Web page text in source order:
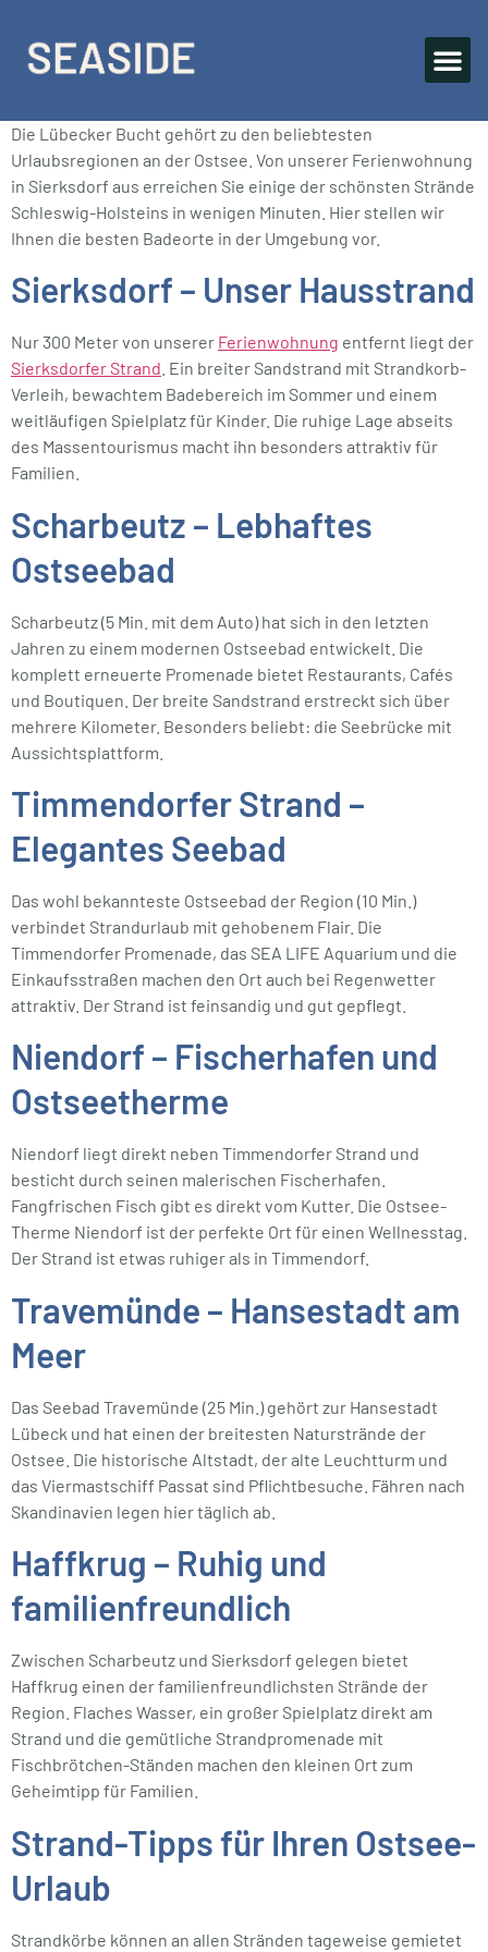
Die Lübecker Bucht gehört zu den beliebtesten
Urlaubsregionen an der Ostsee. Von unserer Ferienwohnung
in Sierksdorf aus erreichen Sie einige der schönsten Strände
Schleswig-Holsteins in wenigen Minuten. Hier stellen wir
Ihnen die besten Badeorte in der Umgebung vor.
Sierksdorf – Unser Hausstrand
Nur 300 Meter von unserer Ferienwohnung entfernt liegt der
Sierksdorfer Strand . Ein breiter Sandstrand mit Strandkorb-
Verleih, bewachtem Badebereich im Sommer und einem
weitläufigen Spielplatz für Kinder. Die ruhige Lage abseits
des Massentourismus macht ihn besonders attraktiv für
Familien.
Scharbeutz – Lebhaftes
Ostseebad
Scharbeutz (5 Min. mit dem Auto) hat sich in den letzten
Jahren zu einem modernen Ostseebad entwickelt. Die
komplett erneuerte Promenade bietet Restaurants, Cafés
und Boutiquen. Der breite Sandstrand erstreckt sich über
mehrere Kilometer. Besonders beliebt: die Seebrücke mit
Aussichtsplattform.
Timmendorfer Strand –
Elegantes Seebad
Das wohl bekannteste Ostseebad der Region (10 Min.)
verbindet Strandurlaub mit gehobenem Flair. Die
Timmendorfer Promenade, das SEA LIFE Aquarium und die
Einkaufsstraßen machen den Ort auch bei Regenwetter
attraktiv. Der Strand ist feinsandig und gut gepflegt.
Niendorf – Fischerhafen und
Ostseetherme
Niendorf liegt direkt neben Timmendorfer Strand und
besticht durch seinen malerischen Fischerhafen.
Fangfrischen Fisch gibt es direkt vom Kutter. Die Ostsee-
Therme Niendorf ist der perfekte Ort für einen Wellnesstag.
Der Strand ist etwas ruhiger als in Timmendorf.
Travemünde – Hansestadt am
Meer
Das Seebad Travemünde (25 Min.) gehört zur Hansestadt
Lübeck und hat einen der breitesten Naturstrände der
Ostsee. Die historische Altstadt, der alte Leuchtturm und
das Viermastschiff Passat sind Pflichtbesuche. Fähren nach
Skandinavien legen hier täglich ab.
Haffkrug – Ruhig und
familienfreundlich
Zwischen Scharbeutz und Sierksdorf gelegen bietet
Haffkrug einen der familienfreundlichsten Strände der
Region. Flaches Wasser, ein großer Spielplatz direkt am
Strand und die gemütliche Strandpromenade mit
Fischbrötchen-Ständen machen den kleinen Ort zum
Geheimtipp für Familien.
Strand-Tipps für Ihren Ostsee-
Urlaub
Strandkörbe können an allen Stränden tageweise gemietet